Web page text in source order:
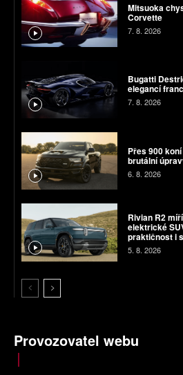
Mitsuoka
Corvette
7. 8. 2026
Bugatti
elegancí
7. 8. 2026
Přes 900
brutální
6. 8. 2026
Rivian R2
elektrické
praktičnost i
5. 8. 2026
Provozovatel webu